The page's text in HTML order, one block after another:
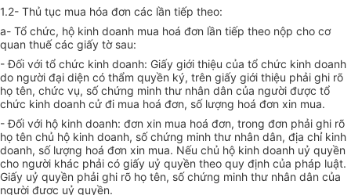
1.2- Thủ tục mua hóa đơn các lần tiếp theo:
a- Tổ chức, hộ kinh doanh mua hoá đơn lần tiếp theo nộp cho cơ
quan thuế các giấy tờ sau:
- Đối với tổ chức kinh doanh: Giấy giới thiệu của tổ chức kinh doanh
do người đại diện có thẩm quyền ký, trên giấy giới thiệu phải ghi rõ
họ tên, chức vụ, số chứng minh thư nhân dân của người được tổ
chức kinh doanh cử đi mua hoá đơn, số lượng hoá đơn xin mua.
- Đối với hộ kinh doanh: đơn xin mua hoá đơn, trong đơn phải ghi rõ
họ tên chủ hộ kinh doanh, số chứng minh thư nhân dân, địa chỉ kinh
doanh, số lượng hoá đơn xin mua. Nếu chủ hộ kinh doanh uỷ quyền
cho người khác phải có giấy uỷ quyền theo quy định của pháp luật.
Giấy uỷ quyền phải ghi rõ họ tên, số chứng minh thư nhân dân của
người được uỷ quyền.